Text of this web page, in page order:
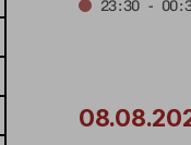
23:30 -